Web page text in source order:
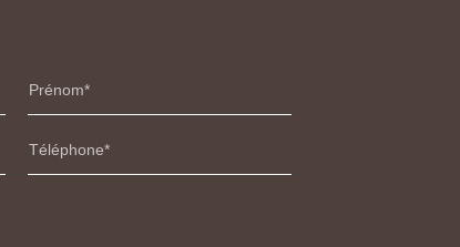
Prénom
Téléphone